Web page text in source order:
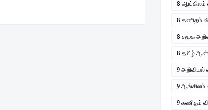
8 ஆங்கிலம்
8 கணிதம்
8 சமூக
8 தமிழ்
9 அறிவியல்
9 ஆங்கிலம்
9 கணிதம்